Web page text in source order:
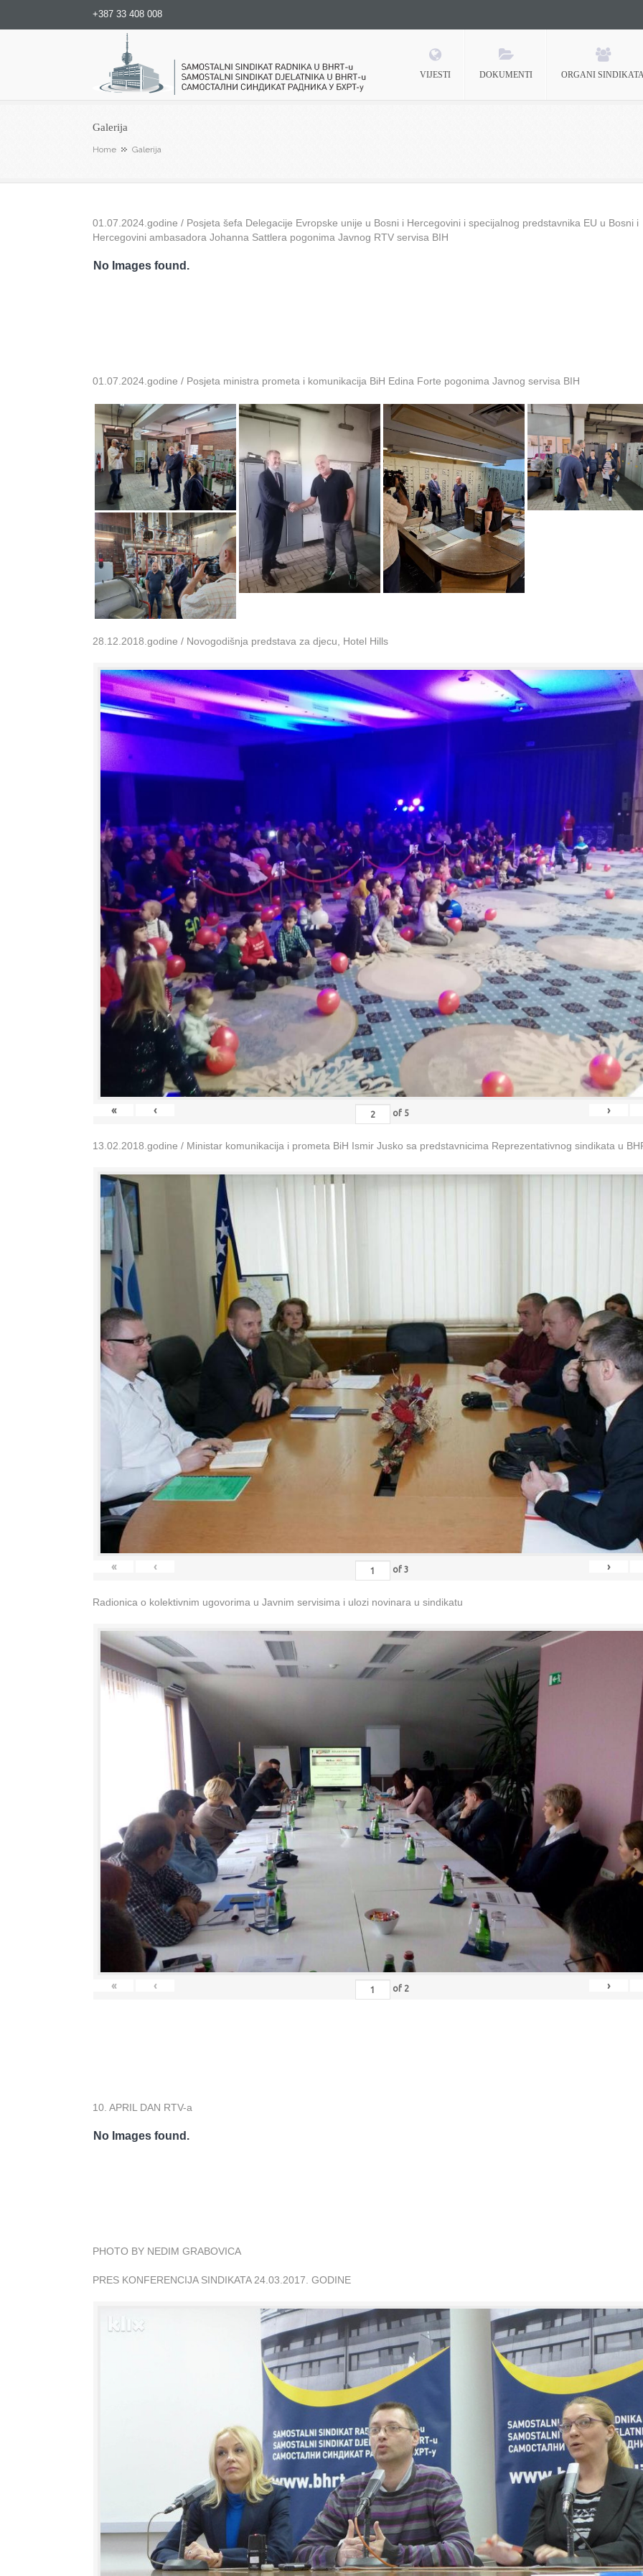
+387 33 408 008
Samostalni sindikat radnika u BHRT-u
VIJESTI DOKUMENTI ORGANI
Galerija
Home Galerija
01.07.2024.godine / Posjeta šefa Delegacije Evropske unije u Bosni i Hercegovini i specijalnog predstavnika EU u Bosni i
Hercegovini ambasadora Johanna Sattlera pogonima Javnog RTV servisa BIH
No Images found.
01.07.2024.godine / Posjeta ministra prometa i komunikacija BiH Edina Forte pogonima Javnog servisa BIH
28.12.2018.godine / Novogodišnja predstava za djecu, Hotel Hills
« ‹ of 5 ›
13.02.2018.godine / Ministar komunikacija i prometa BiH Ismir Jusko sa predstavnicima Reprezentativnog sindikata u
« ‹ of 3 ›
Radionica o kolektivnim ugovorima u Javnim servisima i ulozi novinara u sindikatu
« ‹ of 2 ›
10. APRIL DAN RTV-a
No Images found.
PHOTO BY NEDIM GRABOVICA
PRES KONFERENCIJA SINDIKATA 24.03.2017. GODINE